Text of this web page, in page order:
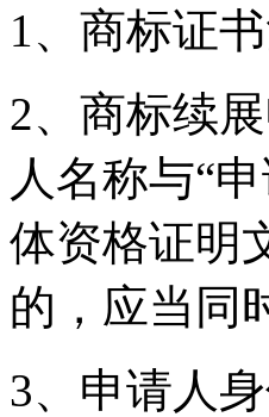
1、商标证
2、商标续
人名称与“
体资格证明
的，应当同
3、申请人